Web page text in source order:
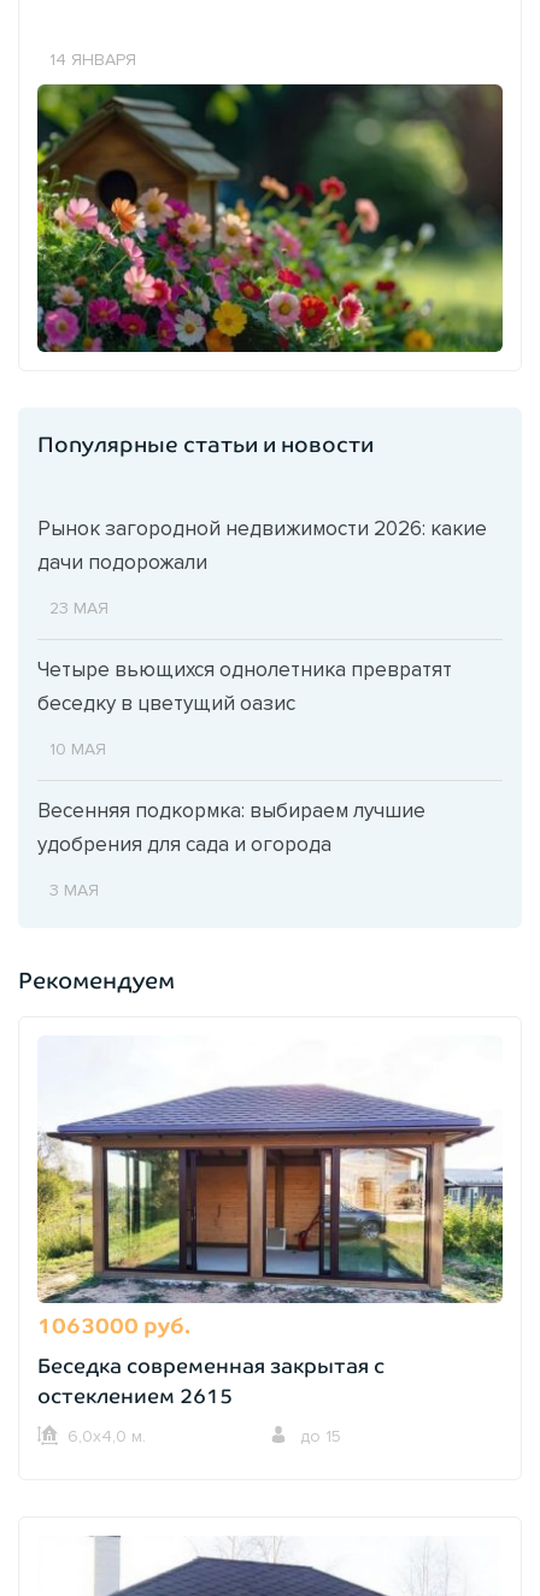
14 ЯНВАРЯ
Популярные статьи и новости
Рынок загородной недвижимости 2026: какие
дачи подорожали
23 МАЯ
Четыре вьющихся однолетника превратят
беседку в цветущий оазис
10 МАЯ
Весенняя подкормка: выбираем лучшие
удобрения для сада и огорода
3 МАЯ
Рекомендуем
1063000 руб.
Беседка современная закрытая с
остеклением 2615
6,0х4,0 м. до 15